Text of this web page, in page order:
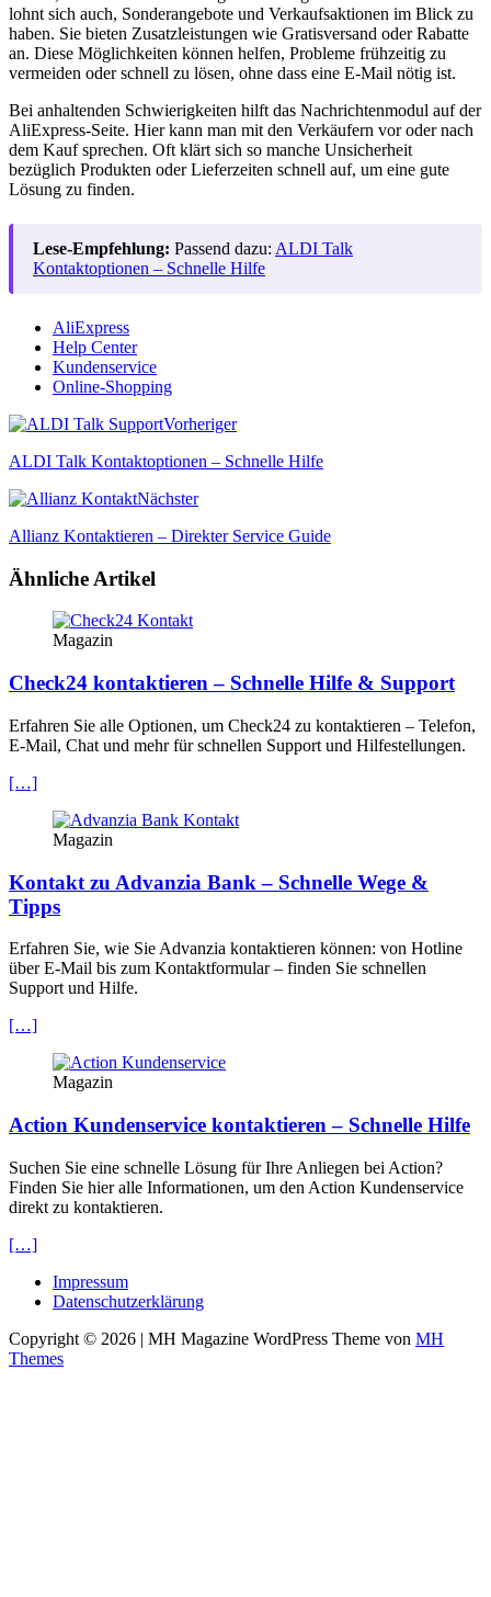
lohnt sich auch, Sonderangebote und Verkaufsaktionen im Blick zu
haben. Sie bieten Zusatzleistungen wie Gratisversand oder Rabatte
an. Diese Möglichkeiten können helfen, Probleme frühzeitig zu
vermeiden oder schnell zu lösen, ohne dass eine E-Mail nötig ist.
Bei anhaltenden Schwierigkeiten hilft das Nachrichtenmodul auf der
AliExpress-Seite. Hier kann man mit den Verkäufern vor oder nach
dem Kauf sprechen. Oft klärt sich so manche Unsicherheit
bezüglich Produkten oder Lieferzeiten schnell auf, um eine gute
Lösung zu finden.
Lese-Empfehlung: Passend dazu: ALDI Talk
Kontaktoptionen – Schnelle Hilfe
AliExpress
Help Center
Kundenservice
Online-Shopping
Vorheriger
ALDI Talk Kontaktoptionen – Schnelle Hilfe
Nächster
Allianz Kontaktieren – Direkter Service Guide
Ähnliche Artikel
Magazin
Check24 kontaktieren – Schnelle Hilfe & Support
Erfahren Sie alle Optionen, um Check24 zu kontaktieren – Telefon,
E-Mail, Chat und mehr für schnellen Support und Hilfestellungen.
[…]
Magazin
Kontakt zu Advanzia Bank – Schnelle Wege &
Tipps
Erfahren Sie, wie Sie Advanzia kontaktieren können: von Hotline
über E-Mail bis zum Kontaktformular – finden Sie schnellen
Support und Hilfe.
[…]
Magazin
Action Kundenservice kontaktieren – Schnelle Hilfe
Suchen Sie eine schnelle Lösung für Ihre Anliegen bei Action?
Finden Sie hier alle Informationen, um den Action Kundenservice
direkt zu kontaktieren.
[…]
Impressum
Datenschutzerklärung
Copyright © 2026 | MH Magazine WordPress Theme von MH
Themes